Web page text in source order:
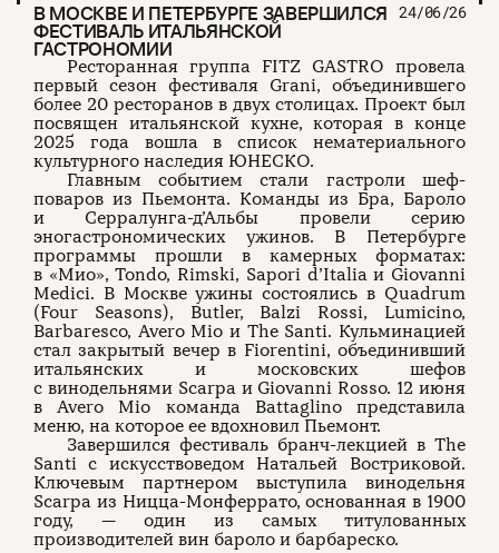
В МОСКВЕ И ПЕТЕРБУРГЕ ЗАВЕРШИЛСЯ
ФЕСТИВАЛЬ ИТАЛЬЯНСКОЙ
ГАСТРОНОМИИ
24/06/26
Ресторанная группа FITZ GASTRO провела
первый сезон фестиваля Grani, объединившего
более 20 ресторанов в двух столицах. Проект был
посвящен итальянской кухне, которая в конце
2025 года вошла в список нематериального
культурного наследия ЮНЕСКО.
Главным событием стали гастроли шеф-
поваров из Пьемонта. Команды из Бра, Бароло
и Серралунга-д’Альбы провели серию
эногастрономических ужинов. В Петербурге
программы прошли в камерных форматах:
в «Мио», Tondo, Rimski, Sapori d’Italia и Giovanni
Medici. В Москве ужины состоялись в Quadrum
(Four Seasons), Butler, Balzi Rossi, Lumicino,
Barbaresco, Avero Mio и The Santi. Кульминацией
стал закрытый вечер в Fiorentini, объединивший
итальянских и московских шефов
с винодельнями Scarpa и Giovanni Rosso. 12 июня
в Avero Mio команда Battaglino представила
меню, на которое ее вдохновил Пьемонт.
Завершился фестиваль бранч-лекцией в The
Santi с искусствоведом Натальей Востриковой.
Ключевым партнером выступила винодельня
Scarpa из Ницца-Монферрато, основанная в 1900
году, — один из самых титулованных
производителей вин бароло и барбареско.